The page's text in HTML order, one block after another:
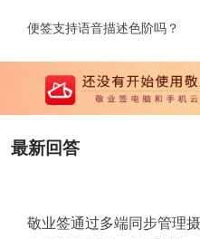
便签支持语音描述色阶吗？
最新回答
敬业签通过多端同步管理